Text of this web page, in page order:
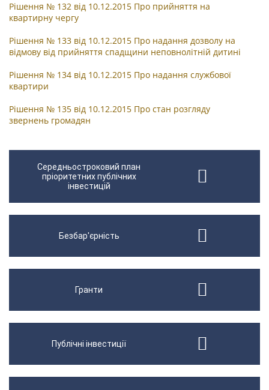
Рішення № 132 від 10.12.2015 Про прийняття на
квартирну чергу
Рішення № 133 від 10.12.2015 Про надання дозволу на
відмову від прийняття спадщини неповнолітній дитині
Рішення № 134 від 10.12.2015 Про надання службової
квартири
Рішення № 135 від 10.12.2015 Про стан розгляду
звернень громадян
Середньостроковий план
пріоритетних публічних
інвестицій
Безбар'єрність
Гранти
Публічні інвестиції